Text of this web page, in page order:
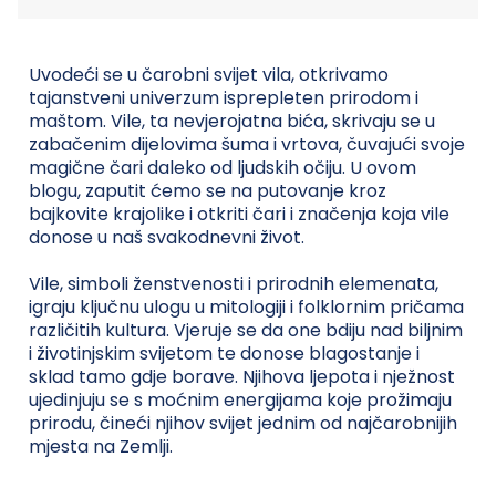
Uvodeći se u čarobni svijet vila, otkrivamo
tajanstveni univerzum isprepleten prirodom i
maštom. Vile, ta nevjerojatna bića, skrivaju se u
zabačenim dijelovima šuma i vrtova, čuvajući svoje
magične čari daleko od ljudskih očiju. U ovom
blogu, zaputit ćemo se na putovanje kroz
bajkovite krajolike i otkriti čari i značenja koja vile
donose u naš svakodnevni život.
Vile, simboli ženstvenosti i prirodnih elemenata,
igraju ključnu ulogu u mitologiji i folklornim pričama
različitih kultura. Vjeruje se da one bdiju nad biljnim
i životinjskim svijetom te donose blagostanje i
sklad tamo gdje borave. Njihova ljepota i nježnost
ujedinjuju se s moćnim energijama koje prožimaju
prirodu, čineći njihov svijet jednim od najčarobnijih
mjesta na Zemlji.